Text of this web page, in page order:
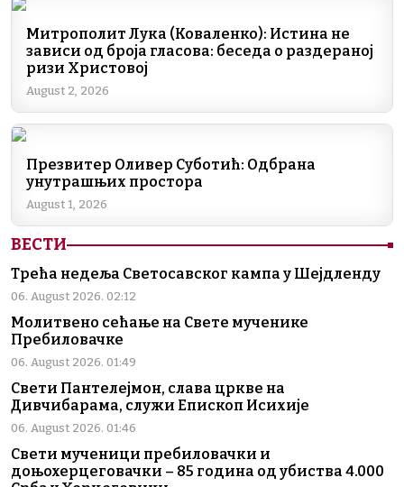
b
o
o
k
dI
n
a
A
p
Li
n
Митрополит Лука (Коваленко): Истина не
зависи од броја гласова: беседа о раздераној
ризи Христовој
August 2, 2026
Презвитер Оливер Суботић: Одбрана
унутрашњих простора
August 1, 2026
ВЕСТИ
Трећа недеља Светосавског кампа у Шејдленду
06. August 2026. 02:12
Молитвено сећање на Свете мученике
Пребиловачке
06. August 2026. 01:49
Свети Пантелејмон, слава цркве на
Дивчибарама, служи Епископ Исихије
06. August 2026. 01:46
Свети мученици пребиловачки и
доњохерцеговачки – 85 година од убиства 4.000